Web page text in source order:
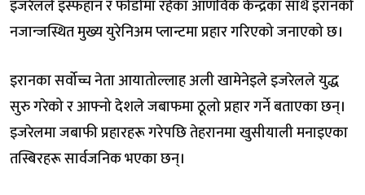
इजरेलले इस्फहान र फोर्डोमा रहेका आणविक केन्द्रका साथै इरानको
नजान्जस्थित मुख्य युरेनिअम प्लान्टमा प्रहार गरिएको जनाएको छ।
इरानका सर्वोच्च नेता आयातोल्लाह अली खामेनेइले इजरेलले युद्ध
सुरु गरेको र आफ्नो देशले जबाफमा ठूलो प्रहार गर्ने बताएका छन्।
इजरेलमा जबाफी प्रहारहरू गरेपछि तेहरानमा खुसीयाली मनाइएका
तस्बिरहरू सार्वजनिक भएका छन्।